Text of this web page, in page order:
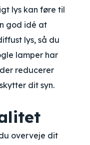
lys kan føre til
god idé at
lys, så du
lamper har
reducerer
dit syn.
overveje dit